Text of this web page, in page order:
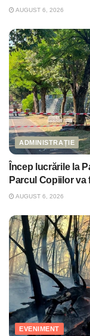
AUGUST 6, 2026
ADMINISTRAȚIE
Încep lucrările la
Parcul Copiilor va
AUGUST 6, 2026
EVENIMENT